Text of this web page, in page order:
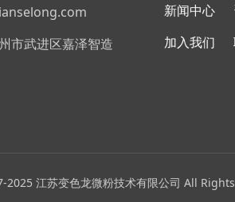
市武进区嘉泽智造
新闻中心
加入我们
江苏变色龙微粉技术有限公司 All